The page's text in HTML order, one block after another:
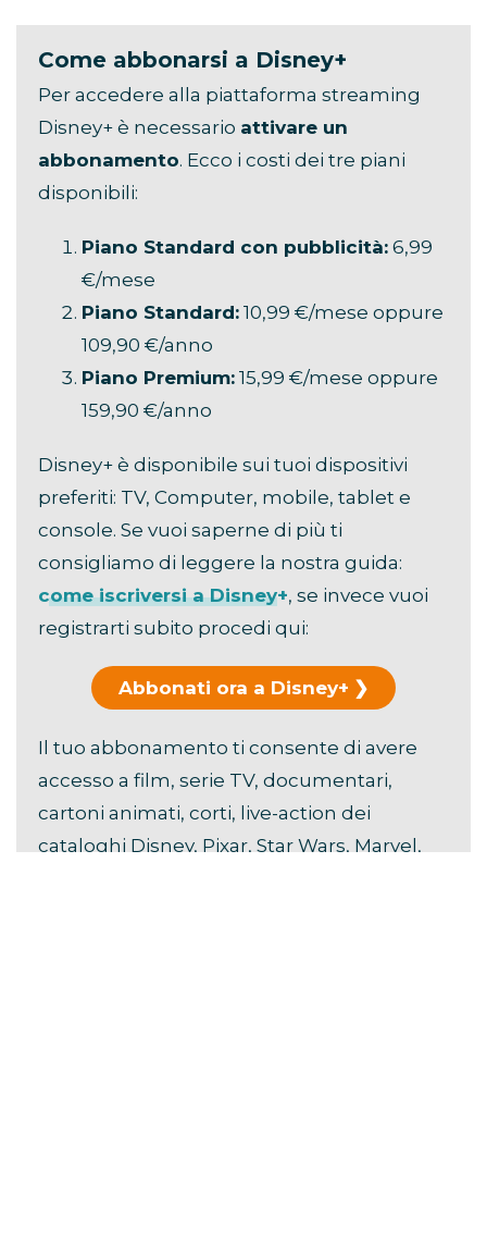
Come abbonarsi a Disney+
Per accedere alla piattaforma streaming
Disney+ è necessario attivare un
abbonamento. Ecco i costi dei tre piani
disponibili:
Piano Standard con pubblicità: 6,99
€/mese
Piano Standard: 10,99 €/mese oppure
109,90 €/anno
Piano Premium: 15,99 €/mese oppure
159,90 €/anno
Disney+ è disponibile sui tuoi dispositivi
preferiti: TV, Computer, mobile, tablet e
console. Se vuoi saperne di più ti
consigliamo di leggere la nostra guida:
come iscriversi a Disney+, se invece vuoi
registrarti subito procedi qui:
Abbonati ora a Disney+
Il tuo abbonamento ti consente di avere
accesso a film, serie TV, documentari,
cartoni animati, corti, live-action dei
cataloghi Disney, Pixar, Star Wars, Marvel,